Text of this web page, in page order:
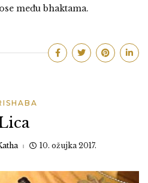
među bhaktama.
10. ožujka 2017.